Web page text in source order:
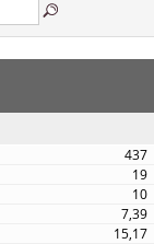
437
19
10
7,39
15,17